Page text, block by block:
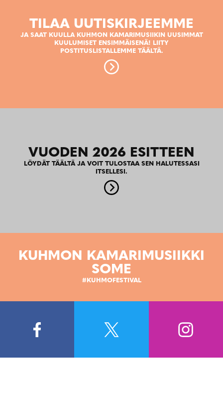
TILAA UUTISKIRJEEMME
JA SAAT KUULLA KUHMON KAMARIMUSIIKIN UUSIMMAT
KUULUMISET ENSIMMÄISENÄ! LIITY
POSTITUSLISTALLEMME TÄÄLTÄ.
VUODEN 2026 ESITTEEN
LÖYDÄT TÄÄLTÄ JA VOIT TULOSTAA SEN HALUTESSASI
ITSELLESI.
KUHMON KAMARIMUSIIKKI
SOME
#KUHMOFESTIVAL